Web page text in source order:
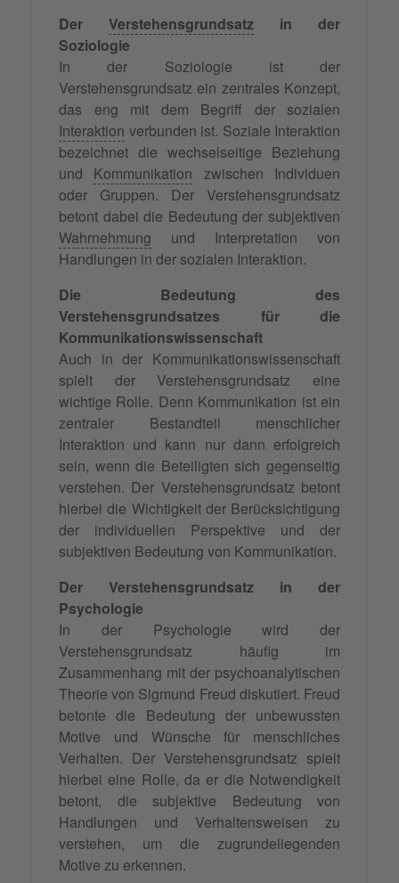
Der Verstehensgrundsatz in der
Soziologie
In der Soziologie ist der
Verstehensgrundsatz ein zentrales Konzept,
das eng mit dem Begriff der sozialen
Interaktion verbunden ist. Soziale Interaktion
bezeichnet die wechselseitige Beziehung
und Kommunikation zwischen Individuen
oder Gruppen. Der Verstehensgrundsatz
betont dabei die Bedeutung der subjektiven
Wahrnehmung und Interpretation von
Handlungen in der sozialen Interaktion.
Die Bedeutung des
Verstehensgrundsatzes für die
Kommunikationswissenschaft
Auch in der Kommunikationswissenschaft
spielt der Verstehensgrundsatz eine
wichtige Rolle. Denn Kommunikation ist ein
zentraler Bestandteil menschlicher
Interaktion und kann nur dann erfolgreich
sein, wenn die Beteiligten sich gegenseitig
verstehen. Der Verstehensgrundsatz betont
hierbei die Wichtigkeit der Berücksichtigung
der individuellen Perspektive und der
subjektiven Bedeutung von Kommunikation.
Der Verstehensgrundsatz in der
Psychologie
In der Psychologie wird der
Verstehensgrundsatz häufig im
Zusammenhang mit der psychoanalytischen
Theorie von Sigmund Freud diskutiert. Freud
betonte die Bedeutung der unbewussten
Motive und Wünsche für menschliches
Verhalten. Der Verstehensgrundsatz spielt
hierbei eine Rolle, da er die Notwendigkeit
betont, die subjektive Bedeutung von
Handlungen und Verhaltensweisen zu
verstehen, um die zugrundeliegenden
Motive zu erkennen.